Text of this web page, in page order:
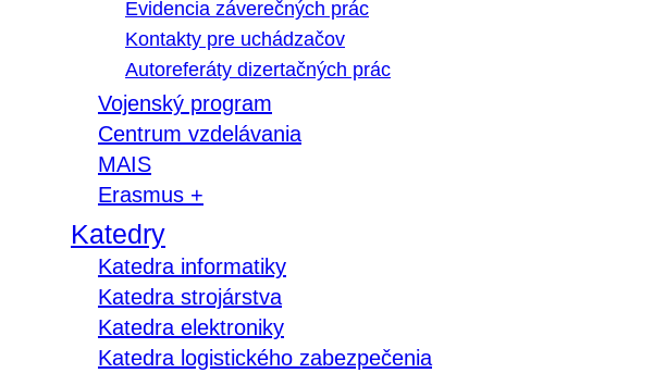
Evidencia záverečných prác
Kontakty pre uchádzačov
Autoreferáty dizertačných prác
Vojenský program
Centrum vzdelávania
MAIS
Erasmus +
Katedry
Katedra informatiky
Katedra strojárstva
Katedra elektroniky
Katedra logistického zabezpečenia